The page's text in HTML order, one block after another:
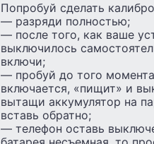
Попробуй сделать
— разряди полностью;
— после того, как ваше
выключилось
включи;
— пробуй до того
включается, «пищит» и
вытащи аккумулятор на
вставь обратно;
— телефон оставь